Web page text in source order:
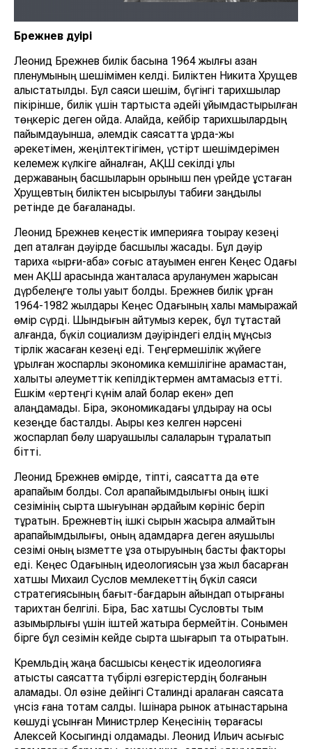
Брежнев дәуірі
Леонид Брежнев билік басына 1964 жылғы қазан
пленумының шешімімен келді. Биліктен Никита Хрущев
алыстатылды. Бұл саяси шешім, бүгінгі тарихшылар
пікірінше, билік үшін тартыста әдейі ұйымдастырылған
төңкеріс деген ойда. Алайда, кейбір тарихшылардың
пайымдауынша, әлемдік саясатта ұрда-жық
әрекетімен, жеңілтектігімен, үстірт шешімдерімен
келемеж күлкіге айналған, АҚШ секілді ұлы
державаның басшыларын қорқыныш пен үрейде ұстаған
Хрущевтың биліктен ысырылуы табиғи заңдылық
ретінде де бағаланады.
Леонид Брежнев кеңестік империяға тоқырау кезеңі
деп аталған дәуірде басшылық жасады. Бұл дәуір
тарихқа «қырғи-қабақ» соғыс атауымен енген Кеңес Одағы
мен АҚШ арасында жанталаса қаруланумен жарысқан
дүрбелеңге толы уақыт болды. Брежнев билік құрған
1964-1982 жылдары Кеңес Одағының халқы мамыражай
өмір сүрді. Шындығын айтумыз керек, бұл тұтастай
алғанда, бүкіл социализм дәуіріндегі елдің мұңсыз
тірлік жасаған кезеңі еді. Теңгермешілік жүйеге
құрылған жоспарлы экономика кемшілігіне қарамастан,
халықты әлеуметтік кепілдіктермен қамтамасыз етті.
Ешкім «ертеңгі күнім қалай болар екен» деп
алаңдамады. Бірақ, экономикадағы құлдырау нақ осы
кезеңде басталды. Ақыры кез келген нәрсені
жоспарлап бөлу шаруашылық салаларын тұралатып
бітті.
Леонид Брежнев өмірде, тіпті, саясатта да өте
қарапайым болды. Сол қарапайымдылығы оның ішкі
сезімінің сыртқа шығуынан әрдайым көрініс беріп
тұратын. Брежневтің ішкі сырын жасыра алмайтын
қарапайымдылығы, оның адамдарға деген аяушылық
сезімі оның қызметте ұзақ отыруының басты факторы
еді. Кеңес Одағының идеологиясын ұзақ жыл басқарған
хатшы Михаил Суслов мемлекеттің бүкіл саяси
стратегиясының бағыт-бағдарын айқындап отырғаны
тарихтан белгілі. Бірақ, Бас хатшы Сусловты тым
қазымырлығы үшін іштей жақтыра бермейтін. Сонымен
бірге бұл сезімін кейде сыртқа шығарып та отыратын.
Кремльдің жаңа басшысы кеңестік идеологияға
қатысты саясатта түбірлі өзгерістердің болғанын
қаламады. Ол өзіне дейінгі Сталинді қаралаған саясатқа
үнсіз ғана тоқтам салды. Ішінара рынок қатынастарына
көшуді ұсынған Министрлер Кеңесінің төрағасы
Алексей Косыгинді қолдамады. Леонид Ильич асығыс